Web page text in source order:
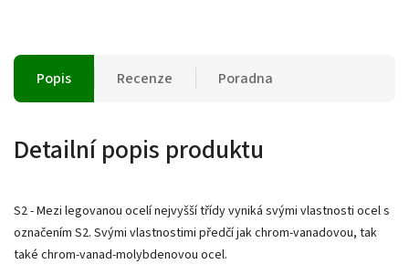
Popis Recenze Poradna
Detailní popis produktu
S2 - Mezi legovanou ocelí nejvyšší třídy vyniká svými vlastnosti ocel s
označením S2. Svými vlastnostimi předčí jak chrom-vanadovou, tak
také chrom-vanad-molybdenovou ocel.